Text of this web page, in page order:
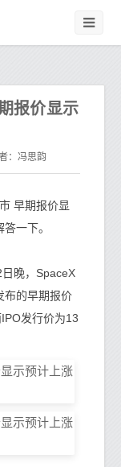
报价显示
：冯思韵
早期报价显
一下。
晚，SpaceX
布的早期报价
发行价为13